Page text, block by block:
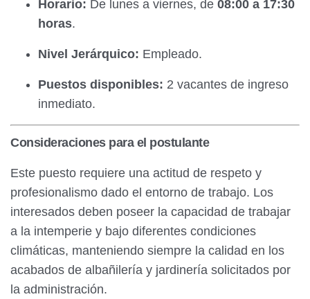
Horario: De lunes a viernes, de 08:00 a 17:30
horas.
Nivel Jerárquico: Empleado.
Puestos disponibles: 2 vacantes de ingreso
inmediato.
Consideraciones para el postulante
Este puesto requiere una actitud de respeto y
profesionalismo dado el entorno de trabajo. Los
interesados deben poseer la capacidad de trabajar
a la intemperie y bajo diferentes condiciones
climáticas, manteniendo siempre la calidad en los
acabados de albañilería y jardinería solicitados por
la administración.